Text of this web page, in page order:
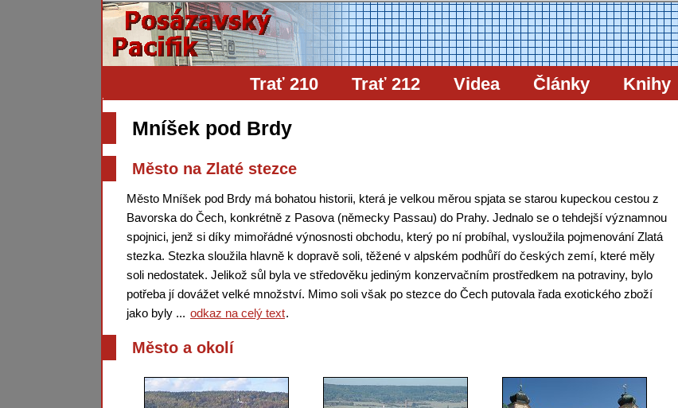
Trať 210 Trať 212 Videa Články Knihy
Mníšek pod Brdy
Město na Zlaté stezce
Město Mníšek pod Brdy má bohatou historii, která je velkou měrou spjata se starou kupeckou cestou z
Bavorska do Čech, konkrétně z Pasova (německy Passau) do Prahy. Jednalo se o tehdejší významnou
spojnici, jenž si díky mimořádné výnosnosti obchodu, který po ní probíhal, vysloužila pojmenování Zlatá
stezka. Stezka sloužila hlavně k dopravě soli, těžené v alpském podhůří do českých zemí, které měly
soli nedostatek. Jelikož sůl byla ve středověku jediným konzervačním prostředkem na potraviny, bylo
potřeba jí dovážet velké množství. Mimo soli však po stezce do Čech putovala řada exotického zboží
jako byly ... odkaz na celý text.
Město a okolí